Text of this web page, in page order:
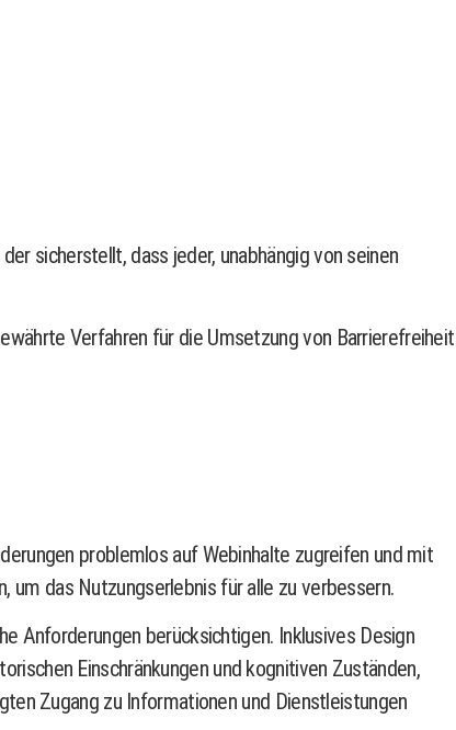
sicherstellt, dass jeder, unabhängig von seinen
Verfahren für die Umsetzung von Barrierefreiheit
problemlos auf Webinhalte zugreifen und mit
um das Nutzungserlebnis für alle zu verbessern.
Anforderungen berücksichtigen. Inklusives Design
Einschränkungen und kognitiven Zuständen,
Zugang zu Informationen und Dienstleistungen